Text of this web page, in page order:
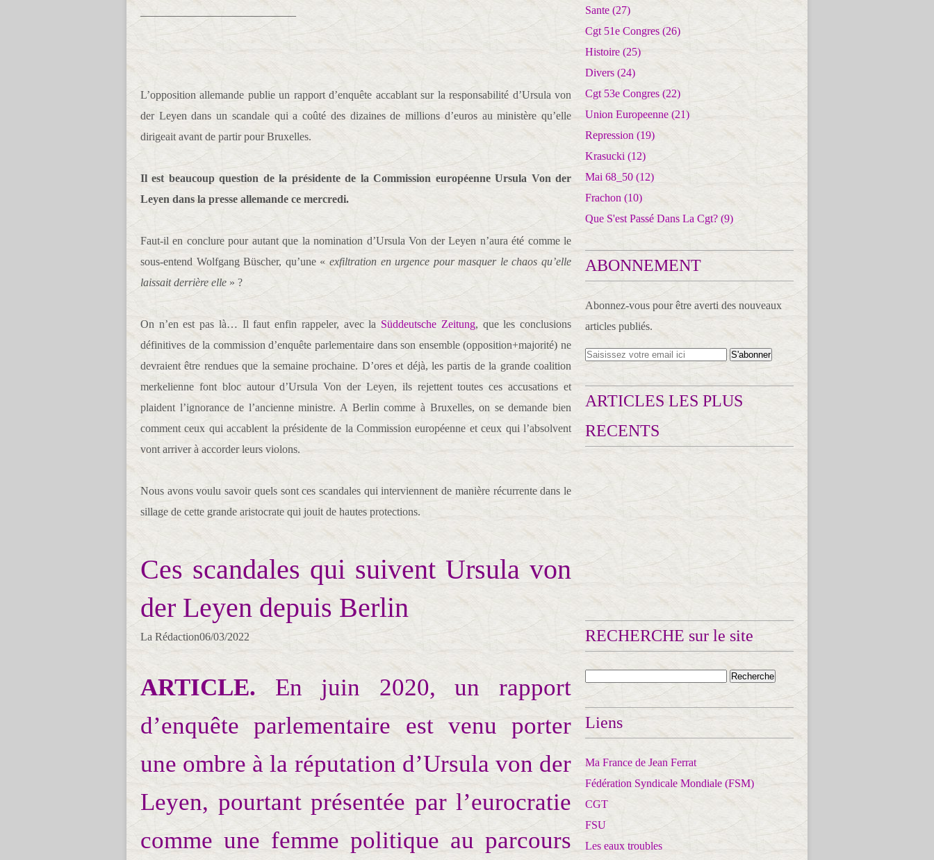
L’opposition allemande publie un rapport d’enquête accablant sur la responsabilité d’Ursula von
der Leyen dans un scandale qui a coûté des dizaines de millions d’euros au ministère qu’elle
dirigeait avant de partir pour Bruxelles.
Il est beaucoup question de la présidente de la Commission européenne Ursula Von der
Leyen dans la presse allemande ce mercredi.
Faut-il en conclure pour autant que la nomination d’Ursula Von der Leyen n’aura été comme le
sous-entend Wolfgang Büscher, qu’une « exfiltration en urgence pour masquer le chaos qu’elle
laissait derrière elle » ?
On n’en est pas là… Il faut enfin rappeler, avec la Süddeutsche Zeitung, que les conclusions
définitives de la commission d’enquête parlementaire dans son ensemble (opposition+majorité) ne
devraient être rendues que la semaine prochaine. D’ores et déjà, les partis de la grande coalition
merkelienne font bloc autour d’Ursula Von der Leyen, ils rejettent toutes ces accusations et
plaident l’ignorance de l’ancienne ministre. A Berlin comme à Bruxelles, on se demande bien
comment ceux qui accablent la présidente de la Commission européenne et ceux qui l’absolvent
vont arriver à accorder leurs violons.
Nous avons voulu savoir quels sont ces scandales qui interviennent de manière récurrente dans le
sillage de cette grande aristocrate qui jouit de hautes protections.
Ces scandales qui suivent Ursula von
der Leyen depuis Berlin
La Rédaction06/03/2022
ARTICLE. En juin 2020, un rapport
d’enquête parlementaire est venu porter
une ombre à la réputation d’Ursula von der
Leyen, pourtant présentée par l’eurocratie
comme une femme politique au parcours
Sante (27)
Cgt 51e Congres (26)
Histoire (25)
Divers (24)
Cgt 53e Congres (22)
Union Europeenne (21)
Repression (19)
Krasucki (12)
Mai 68_50 (12)
Frachon (10)
Que S'est Passé Dans La Cgt? (9)
ABONNEMENT
Abonnez-vous pour être averti des nouveaux
articles publiés.
ARTICLES LES PLUS
RECENTS
RECHERCHE sur le site
Liens
Ma France de Jean Ferrat
Fédération Syndicale Mondiale (FSM)
CGT
FSU
Les eaux troubles